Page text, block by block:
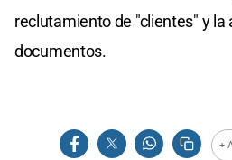
reclutamiento de "clientes" y la
documentos.
+